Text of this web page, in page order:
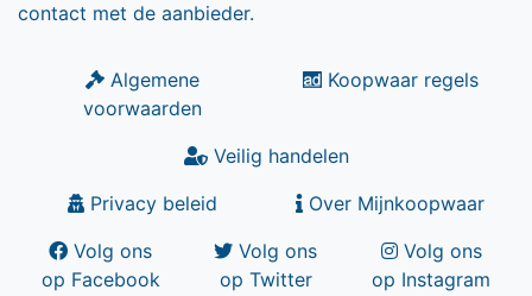
contact met de aanbieder.
Algemene
voorwaarden
Koopwaar regels
Veilig handelen
Privacy beleid
Over Mijnkoopwaar
Volg ons
op Facebook
Volg ons
op Twitter
Volg ons
op Instagram